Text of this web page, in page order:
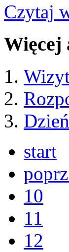
Czytaj
start
10
11
12